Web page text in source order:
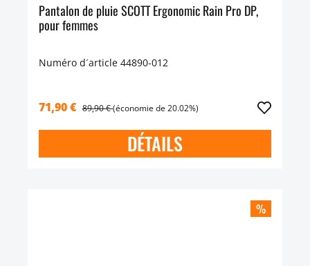
Pantalon de pluie SCOTT Ergonomic Rain Pro DP,
pour femmes
Numéro d´article 44890-012
71,90 € 89,90 €(économie de 20.02%)
DÉTAILS
%